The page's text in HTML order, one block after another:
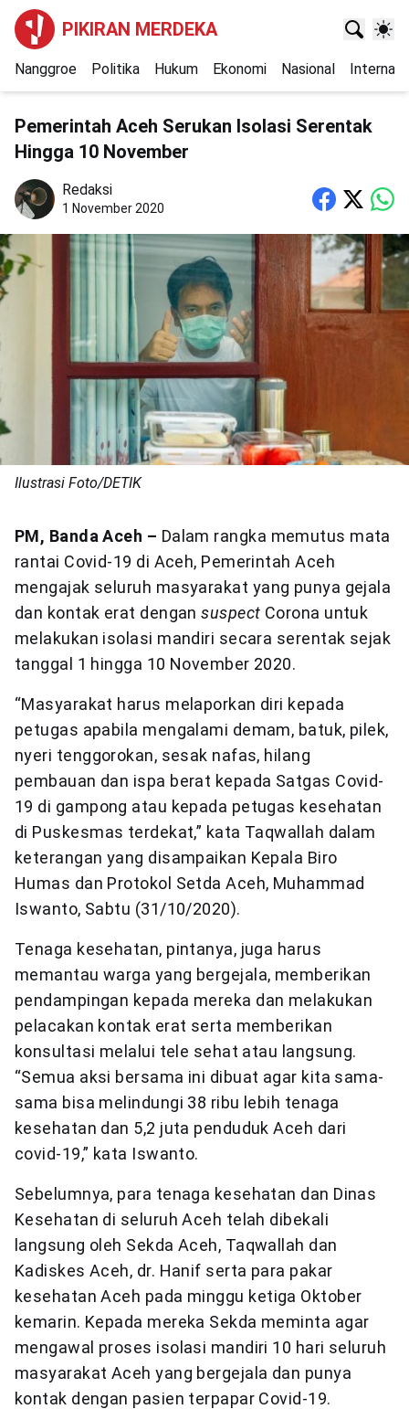
PIKIRAN MERDEKA
Nanggroe Politika Hukum Ekonomi Nasional
Pemerintah Aceh Serukan Isolasi Serentak
Hingga 10 November
Redaksi
1 November 2020
Ilustrasi Foto/DETIK
PM, Banda Aceh – Dalam rangka memutus mata
rantai Covid-19 di Aceh, Pemerintah Aceh
mengajak seluruh masyarakat yang punya gejala
dan kontak erat dengansuspect Corona untuk
melakukan isolasi mandiri secara serentak sejak
tanggal 1 hingga 10 November 2020.
“Masyarakat harus melaporkan diri kepada
petugas apabila mengalami demam, batuk, pilek,
nyeri tenggorokan, sesak nafas, hilang
pembauan dan ispa berat kepada Satgas Covid-
19 di gampong atau kepada petugas kesehatan
di Puskesmas terdekat,” kata Taqwallah dalam
keterangan yang disampaikan Kepala Biro
Humas dan Protokol Setda Aceh, Muhammad
Iswanto, Sabtu (31/10/2020).
Tenaga kesehatan, pintanya, juga harus
memantau warga yang bergejala, memberikan
pendampingan kepada mereka dan melakukan
pelacakan kontak erat serta memberikan
konsultasi melalui tele sehat atau langsung.
“Semua aksi bersama ini dibuat agar kita sama-
sama bisa melindungi 38 ribu lebih tenaga
kesehatan dan 5,2 juta penduduk Aceh dari
covid-19,” kata Iswanto.
Sebelumnya, para tenaga kesehatan dan Dinas
Kesehatan di seluruh Aceh telah dibekali
langsung oleh Sekda Aceh, Taqwallah dan
Kadiskes Aceh, dr. Hanif serta para pakar
kesehatan Aceh pada minggu ketiga Oktober
kemarin. Kepada mereka Sekda meminta agar
mengawal proses isolasi mandiri 10 hari seluruh
masyarakat Aceh yang bergejala dan punya
kontak dengan pasien terpapar Covid-19.